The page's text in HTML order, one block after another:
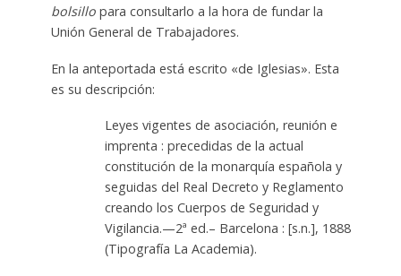
bolsillopara consultarlo a la hora de fundar la
Unión General de Trabajadores.
En la anteportada está escrito «de Iglesias». Esta
es su descripción:
Leyes vigentes de asociación, reunión e
imprenta : precedidas de la actual
constitución de la monarquía española y
seguidas del Real Decreto y Reglamento
creando los Cuerpos de Seguridad y
Vigilancia.—2ª ed.– Barcelona : [s.n.], 1888
(Tipografía La Academia).